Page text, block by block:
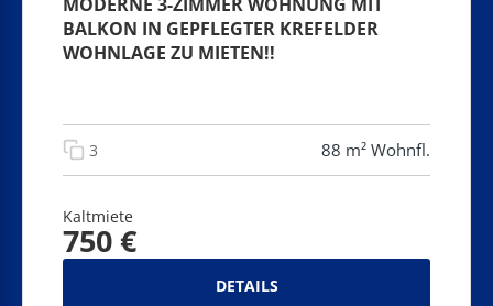
BALKON IN GEPFLEGTER KREFELDER
WOHNLAGE ZU MIETEN!!
3 88 m² Wohnfl.
Kaltmiete
750 €
DETAILS